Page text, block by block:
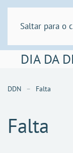
Saltar para o
DIA DA
DDN Falta
Falta